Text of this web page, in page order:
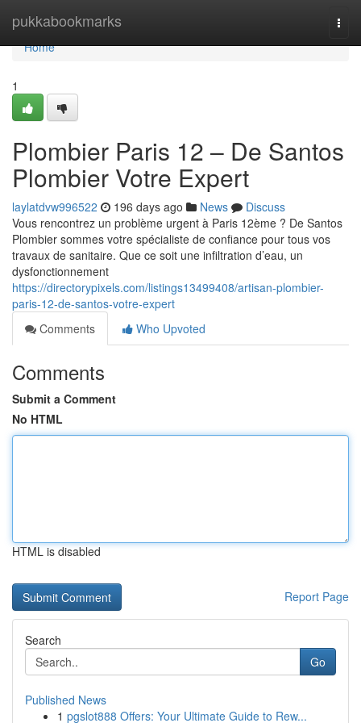
pukkabookmarks
Home
Home
1
Plombier Paris 12 – De Santos
Plombier Votre Expert
laylatdvw996522 196 days ago News
Discuss
Vous rencontrez un problème urgent à Paris 12ème ? De Santos
Plombier sommes votre spécialiste de confiance pour tous vos
travaux de sanitaire. Que ce soit une infiltration d’eau, un
dysfonctionnement
https://directorypixels.com/listings13499408/artisan-plombier-
paris-12-de-santos-votre-expert
Comments
Who Upvoted
Comments
Submit a Comment
No HTML
HTML is disabled
Report Page
Search
Go
Published News
1 pgslot888 Offers: Your Ultimate Guide to Rew...